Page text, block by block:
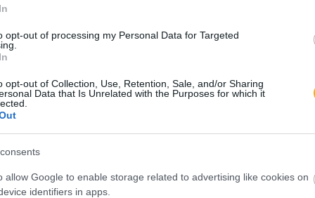
opt-out of processing my Personal Data for Targeted
opt-out of Collection, Use, Retention, Sale, and/or Sharing
Data that Is Unrelated with the Purposes for which it
allow Google to enable storage related to advertising like cookies on
identifiers in apps.
Aktuális középkorkép
Klaniczay Gábor
A Frank Birodalom